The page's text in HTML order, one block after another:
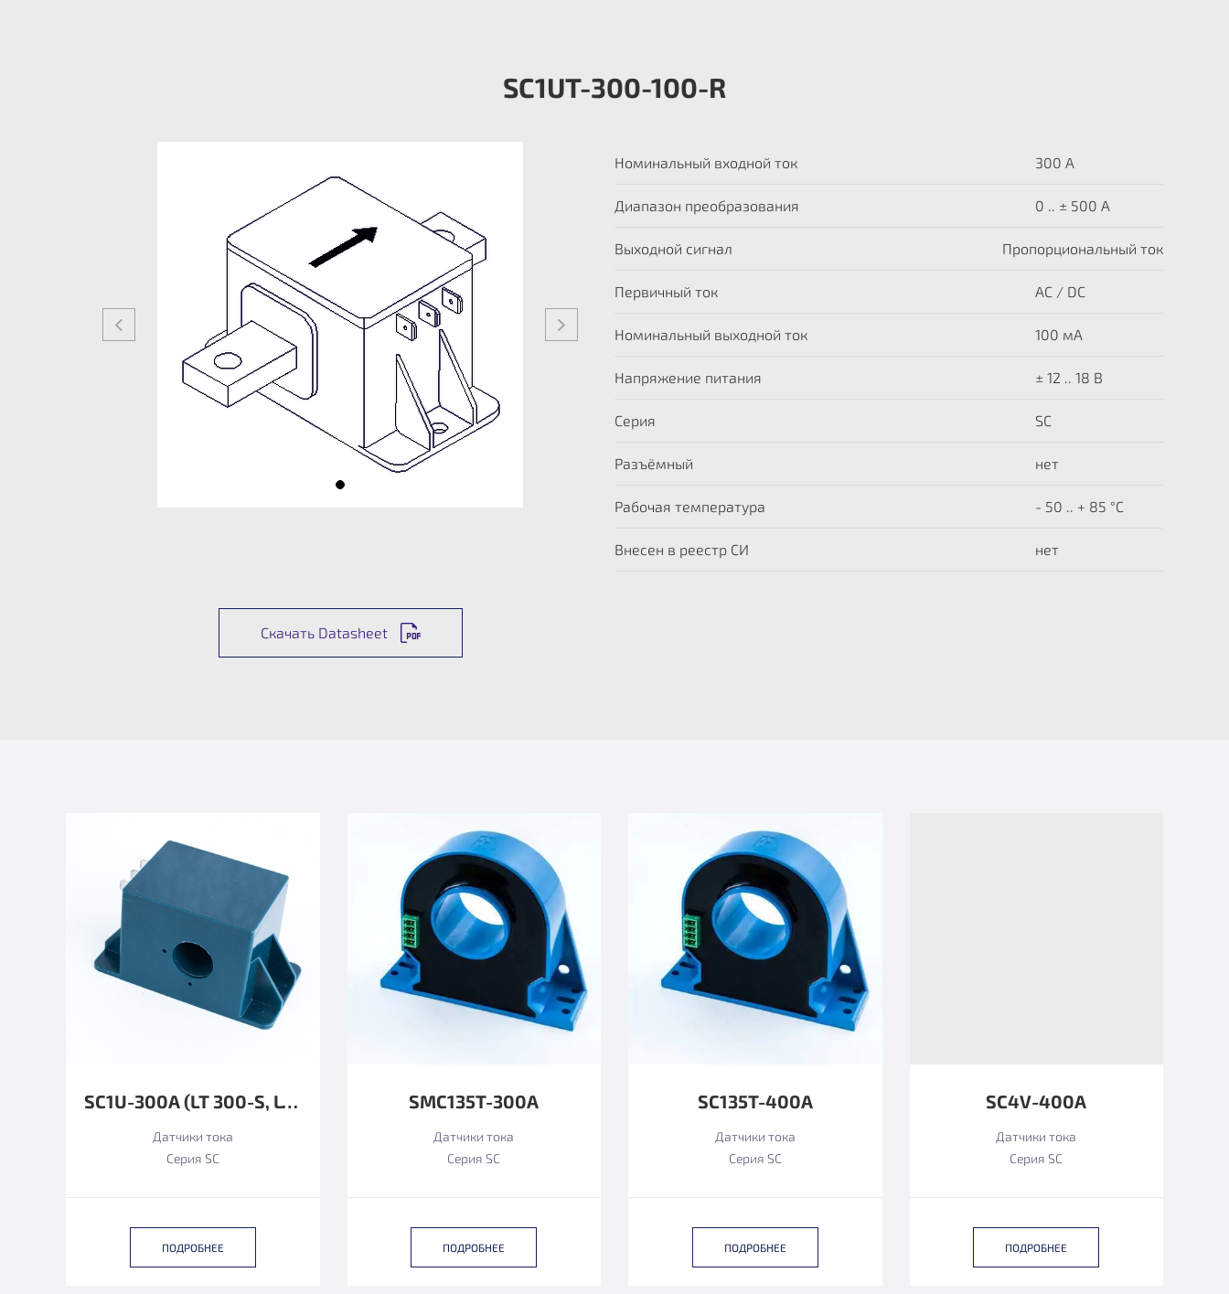
SC1UT-300-100-R
Номинальный входной ток 300 A
Диапазон преобразования 0 .. ± 500 A
Выходной сигнал Пропорциональный ток
Первичный ток AC / DC
Номинальный выходной ток 100 мА
Напряжение питания ± 12 .. 18 В
Серия SC
Разъёмный нет
Рабочая температура - 50 .. + 85 °C
Внесен в реестр СИ нет
Скачать Datasheet
SC1U-300А (LT 300-S, LT300-S/SP49 LEM ФУНКЦИОНАЛЬНЫЙ АНАЛОГ)
Датчики тока
Серия SC
ПОДРОБНЕЕ
SMC135T-300A
Датчики тока
Серия SC
ПОДРОБНЕЕ
SC135T-400A
Датчики тока
Серия SC
ПОДРОБНЕЕ
SC4V-400A
Датчики тока
Серия SC
ПОДРОБНЕЕ